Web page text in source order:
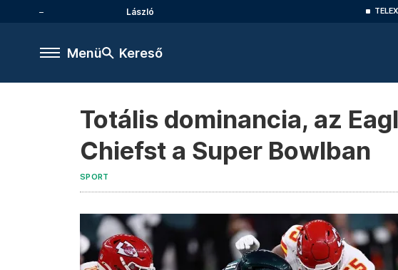
László TELEX
Menü Kereső
Totális dominancia, az
Chiefst a Super Bowlban
SPORT